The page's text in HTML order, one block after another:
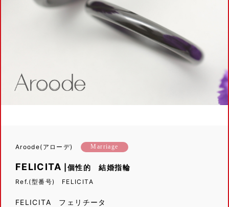
Aroode(アローデ) Marriage
FELICITA |個性的 結婚指輪
Ref.(型番号) FELICITA
FELICITA フェリチータ